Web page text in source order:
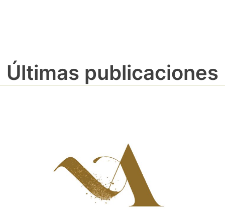
Últimas publicaciones